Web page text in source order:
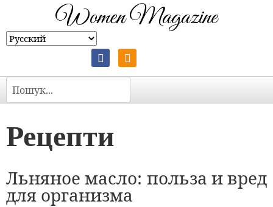
Women Magazine
Пошук
Рецепти
Льняное масло: польза и вред
для организма